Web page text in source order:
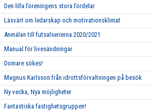
Den lilla föreningens stora fördelar
Läsvärt om ledarskap och motivationsklimat
Anmälan till futsalserierna 2020/2021
Manual för livesändningar
Domare sökes!
Magnus Karlsson från idrottsförvaltningen på besök
Ny vecka, Nya möjligheter
Fantastiska fastighetsgruppen!